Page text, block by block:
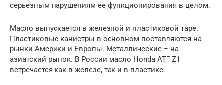
серьезным нарушениям ее функционирования в целом.
Масло выпускается в железной и пластиковой таре.
Пластиковые канистры в основном поставляются на
рынки Америки и Европы. Металлические – на
азиатский рынок. В России масло Honda ATF Z1
встречается как в железе, так и в пластике.